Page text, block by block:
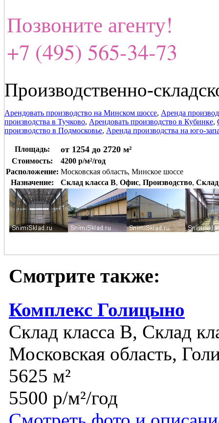
Позвоните агенту!
+7 (495) 565-34-73
Производственно-
Арендовать производство на Минском шоссе, Аренда
производства в Тучково, Арендовать производство в Кубинке,
производство в Подмосковье, Аренда производства на юго-
Площадь: от 1254 до 2720 м²
Стоимость:
4200 р/м²/год
Расположение: Московская область, Минское шоссе
Назначение:
Склад класса B, Офис, Производство, Склад
Смотрите также:
Комплекс Голицыно
Склад класса B, Склад
Московская область,
5625 м²
5500 р/м²/год